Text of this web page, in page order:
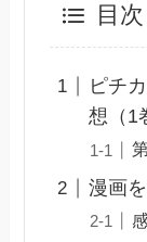
目
ピチ
想（1
漫画